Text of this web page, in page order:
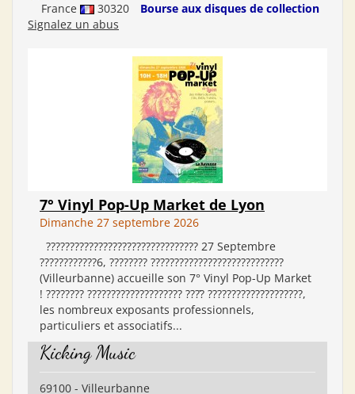
France 30320
Bourse aux disques de collection
Signalez un abus
7° Vinyl Pop-Up Market de Lyon
Dimanche 27 septembre 2026
???????????????????????????????? 27 Septembre
????????????6, ???????? ????????????????????????????
(Villeurbanne) accueille son 7° Vinyl Pop-Up Market
! ???????? ???????????????????? ????̀ ????????????????????,
les nombreux exposants professionnels,
particuliers et associatifs...
Kicking Music
69100 - Villeurbanne